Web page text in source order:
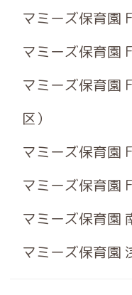
マミーズ保育園
マミーズ保育園
マミーズ保育園
区）
マミーズ保育園
マミーズ保育園
マミーズ保育園
マミーズ保育園